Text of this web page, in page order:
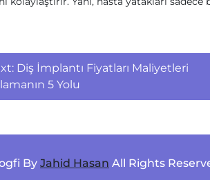
Diş İmplantı Fiyatları Maliyetleri
5 Yolu
By Jahid Hasan All Rights